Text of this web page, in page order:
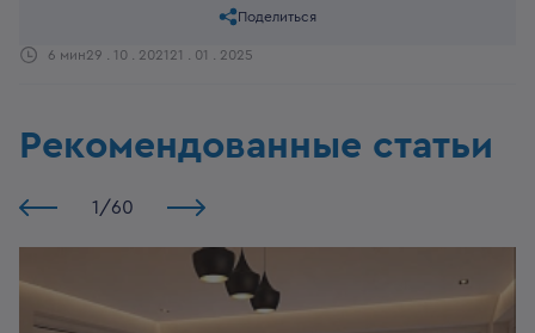
6 мин29 . 10 . 2021 21 . 01 . 2025
Поделиться
Рекомендованные статьи
1 /60